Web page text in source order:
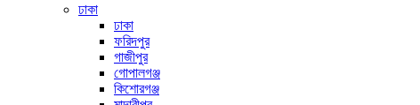
ঢাকা
ঢাকা
ফরিদপুর
গাজীপুর
গোপালগঞ্জ
কিশোরগঞ্জ